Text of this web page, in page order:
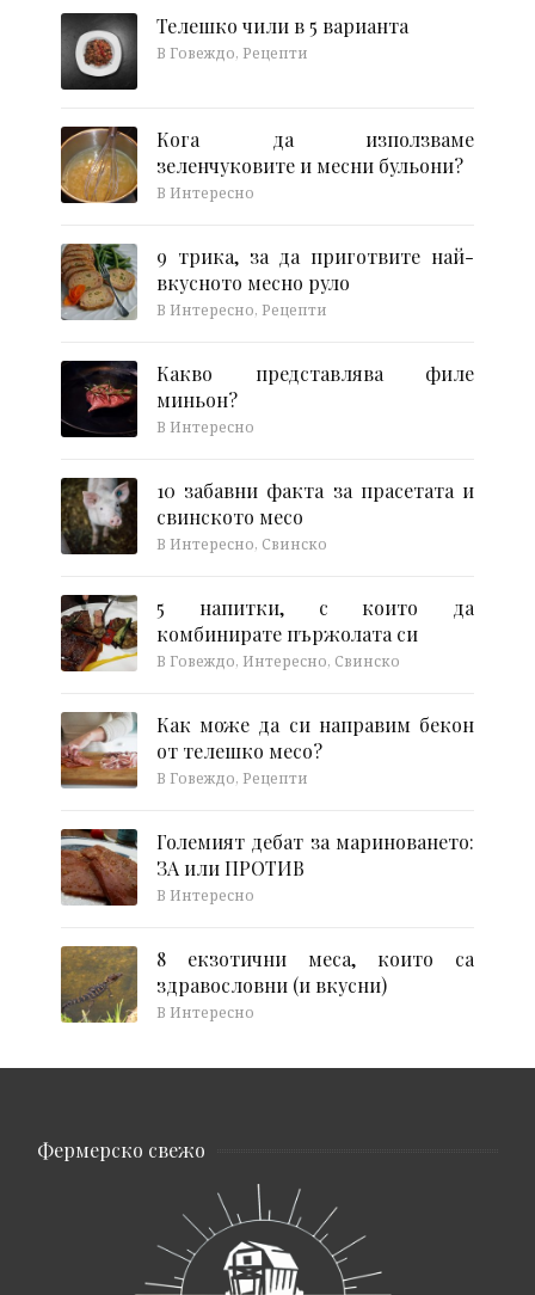
Телешко чили в 5 варианта
В Говеждо, Рецепти
Кога да използваме
зеленчуковите и месни бульони?
В Интересно
9 трика, за да приготвите най-
вкусното месно руло
В Интересно, Рецепти
Какво представлява филе
миньон?
В Интересно
10 забавни факта за прасетата и
свинското месо
В Интересно, Свинско
5 напитки, с които да
комбинирате пържолата си
В Говеждо, Интересно, Свинско
Как може да си направим бекон
от телешко месо?
В Говеждо, Рецепти
Големият дебат за мариноването:
ЗА или ПРОТИВ
В Интересно
8 екзотични меса, които са
здравословни (и вкусни)
В Интересно
Фермерско свежо